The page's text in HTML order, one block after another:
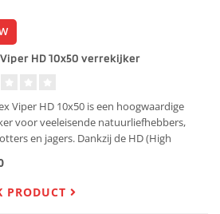
HD 10x50 verrekijker
Viper HD 10x50 is een hoogwaardige
voor veeleisende natuurliefhebbers,
en jagers. Dankzij de HD (High
haarscherpe beelden met hoge
en natuurg
PRODUCT